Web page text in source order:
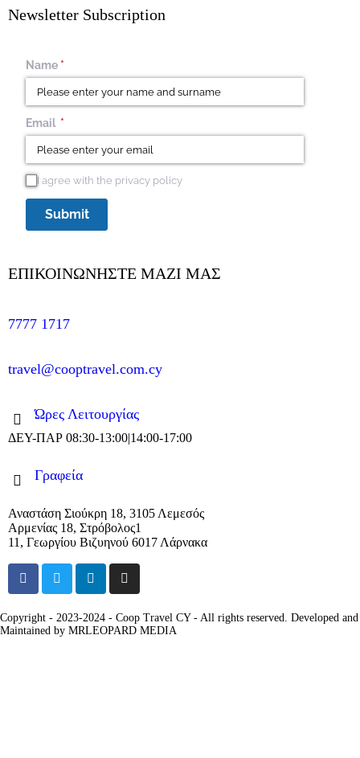
Newsletter Subscription
Name *
(required)
Email *(required)
I agree with the privacy policy
I agree with the privacy policy
Submit
ΕΠΙΚΟΙΝΩΝΗΣΤΕ MAZI ΜΑΣ
7777 1717
travel@cooptravel.com.cy
Ώρες Λειτουργίας
ΔΕΥ-ΠΑΡ 08:30-13:00|14:00-17:00
Γραφεία
Αναστάση Σιούκρη 18, 3105 Λεμεσός
Αρμενίας 18, Στρόβολος1
11, Γεωργίου Βιζυηνού 6017 Λάρνακα
Copyright - 2023-2024 - Coop Travel CY - All rights reserved. Developed and
Maintained by MRLEOPARD MEDIA